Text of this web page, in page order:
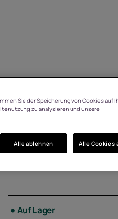
Fusion
8P00000329
Auf Lager
Sie der Speicherung von Cookies auf
zu analysieren und unsere
Alle ablehnen Alle Cookies